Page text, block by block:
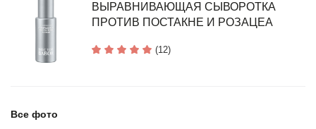
ВЫРАВНИВАЮЩАЯ СЫВОРОТКА
ПРОТИВ ПОСТАКНЕ И РОЗАЦЕА
(12)
Все фото